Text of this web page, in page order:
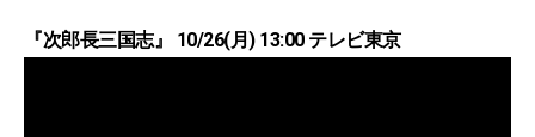
『次郎長三国志』 10/26(月) 13:00 テレビ東京